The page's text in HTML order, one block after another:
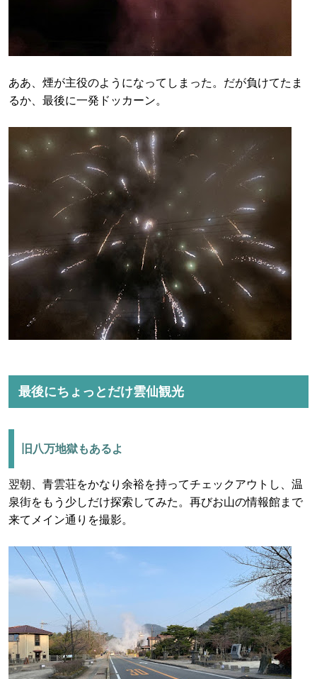
ああ、煙が主役のようになってしまった。だが負けてたま
るか、最後に一発ドッカーン。
最後にちょっとだけ雲仙観光
旧八万地獄もあるよ
翌朝、青雲荘をかなり余裕を持ってチェックアウトし、温
泉街をもう少しだけ探索してみた。再びお山の情報館まで
来てメイン通りを撮影。